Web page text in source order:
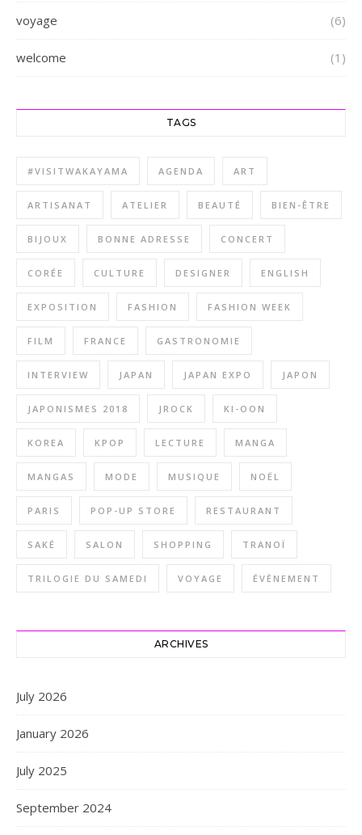
voyage (6)
welcome (1)
TAGS
#VISITWAKAYAMA AGENDA ART
ARTISANAT ATELIER BEAUTÉ BIEN-ÊTRE
BIJOUX BONNE ADRESSE CONCERT
CORÉE CULTURE DESIGNER ENGLISH
EXPOSITION FASHION FASHION WEEK
FILM FRANCE GASTRONOMIE
INTERVIEW JAPAN JAPAN EXPO JAPON
JAPONISMES 2018 JROCK KI-OON
KOREA KPOP LECTURE MANGA
MANGAS MODE MUSIQUE NOËL
PARIS POP-UP STORE RESTAURANT
SAKÉ SALON SHOPPING TRANOÏ
TRILOGIE DU SAMEDI VOYAGE ÉVÈNEMENT
ARCHIVES
July 2026
January 2026
July 2025
September 2024